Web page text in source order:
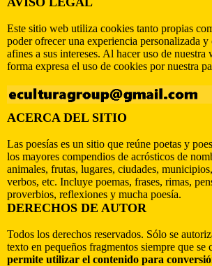
Este sitio web utiliza cookies tanto propias
poder ofrecer una experiencia personalizada
afines a sus intereses. Al hacer uso de nuestra
forma expresa el uso de cookies por nuestra
ACERCA DEL SITIO
Las poesías es un sitio que reúne poetas y
los mayores compendios de acrósticos de
animales, frutas, lugares, ciudades,
verbos, etc. Incluye poemas, frases, rimas,
proverbios, reflexiones y mucha poesía.
DERECHOS DE AUTOR
Todos los derechos reservados. Sólo se
texto en pequeños fragmentos siempre que se
permite utilizar el contenido para